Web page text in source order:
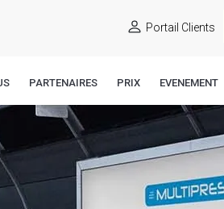
Portail Clients
PARTENAIRES PRIX EVENEMENT